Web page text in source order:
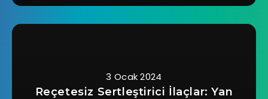
3 Ocak 2024
Reçetesiz Sertleştirici İlaçlar: Yan